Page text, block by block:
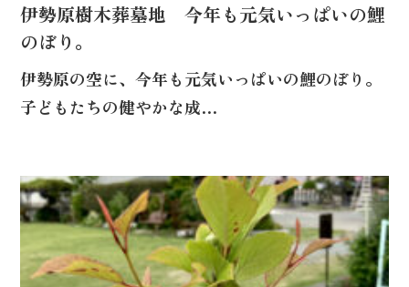
伊勢原樹木葬墓地 今年も元気いっぱいの鯉
のぼり。
伊勢原の空に、今年も元気いっぱいの鯉のぼり。
子どもたちの健やかな成…